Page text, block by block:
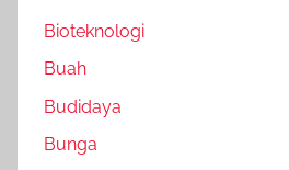
Bioteknologi
Buah
Budidaya
Bunga